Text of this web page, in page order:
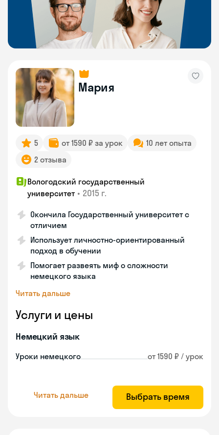
Мария
5 от 1590 ₽ за урок
10 лет опыта
2 отзыва
Вологодский государственный
университет • 2015 г.
Окончила Государственный университет с
отличием
Использует личностно-ориентированный
подход в обучении
Помогает развеять миф о сложности
немецкого языка
Читать дальше
Услуги и цены
Немецкий язык
Уроки немецкого от 1590 ₽ / урок
Читать дальше Выбрать время